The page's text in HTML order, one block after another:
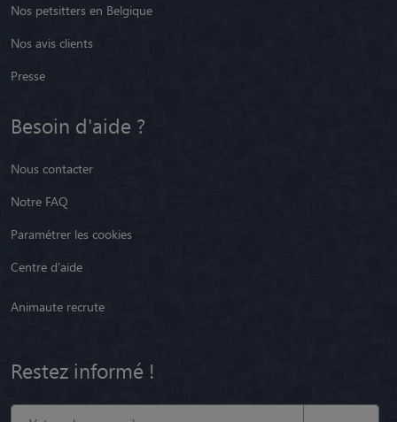
Nos petsitters en Belgique
Nos avis clients
Presse
Besoin d'aide ?
Nous contacter
Notre FAQ
Paramétrer les cookies
Centre d'aide
Animaute recrute
Restez informé !